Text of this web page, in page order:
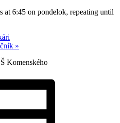
at 6:45 on pondelok, repeating until
»
Komenského